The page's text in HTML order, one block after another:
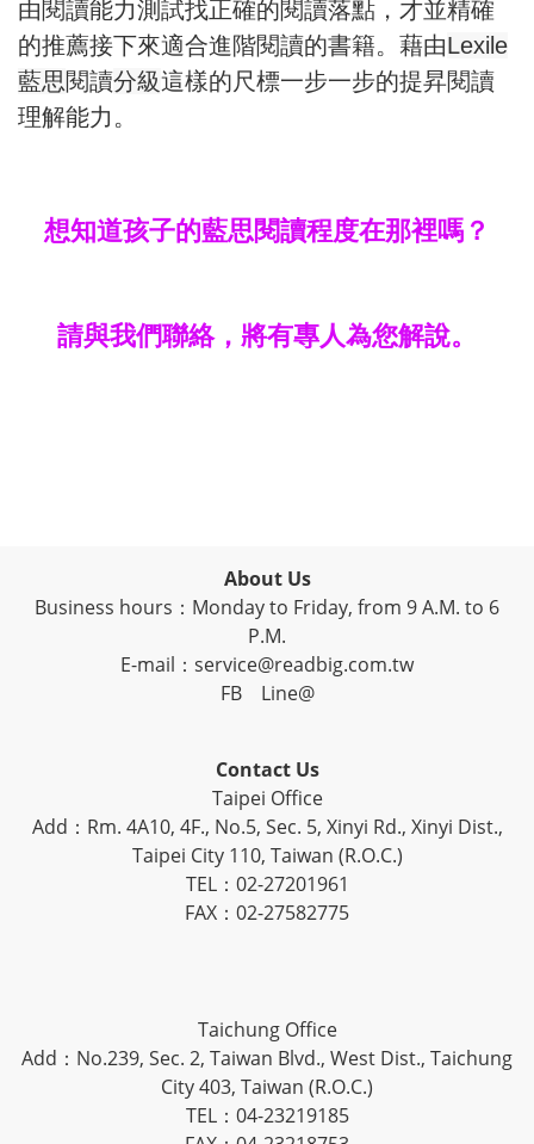
由閱讀能力測試找正確的閱讀落點，才並精確
的推薦接下來適合進階閱讀的書籍。藉由Lexile
藍思閱讀分級這樣的尺標一步一步的提昇閱讀
理解能力。
想知道孩子的藍思閱讀程度在那裡嗎 ？
請與我們聯絡，將有專人為您解說。
About Us
Business hours：Monday to Friday, from 9 A.M. to 6
P.M.
E-mail：service@readbig.com.tw
FB
Line@
Contact Us
Taipei Office
Add：Rm. 4A10, 4F., No.5, Sec. 5, Xinyi Rd., Xinyi Dist.,
Taipei City 110, Taiwan (R.O.C.)
TEL：02-27201961
FAX：02-27582775
Taichung Office
Add：No.239, Sec. 2, Taiwan Blvd., West Dist., Taichung
City 403, Taiwan (R.O.C.)
TEL：04-23219185